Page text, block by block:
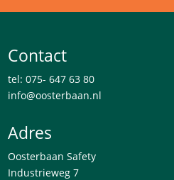
Contact
tel: 075- 647 63 80
info@oosterbaan.nl
Adres
Oosterbaan Safety
Industrieweg 7